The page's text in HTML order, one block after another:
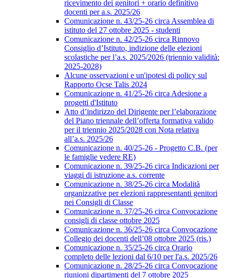
ricevimento dei genitori + orario definitivo
docenti per a.s. 2025/26
Comunicazione n. 43/25-26 circa Assemblea di
istituto del 27 ottobre 2025 - studenti
Comunicazione n. 42/25-26 circa Rinnovo
Consiglio d’Istituto, indizione delle elezioni
scolastiche per l’a.s. 2025/2026 (triennio validità:
2025-2028)
Alcune osservazioni e un'ipotesi di policy sul
Rapporto Ocse Talis 2024
Comunicazione n. 41/25-26 circa Adesione a
progetti d'Istituto
Atto d’indirizzo del Dirigente per l’elaborazione
del Piano triennale dell’offerta formativa valido
per il triennio 2025/2028 con Nota relativa
all’a.s. 2025/26
Comunicazione n. 40/25-26 - Progetto C.B. (per
le famiglie vedere RE)
Comunicazione n. 39/25-26 circa Indicazioni per
viaggi di istruzione a.s. corrente
Comunicazione n. 38/25-26 circa Modalità
organizzative per elezioni rappresentanti genitori
nei Consigli di Classe
Comunicazione n. 37/25-26 circa Convocazione
consigli di classe ottobre 2025
Comunicazione n. 36/25-26 circa Convocazione
Collegio dei docenti dell’08 ottobre 2025 (ris.)
Comunicazione n. 35/25-26 circa Orario
completo delle lezioni dal 6/10 per l'a.s. 2025/26
Comunicazione n. 28/25-26 circa Convocazione
riunioni dipartimenti del 7 ottobre 2025